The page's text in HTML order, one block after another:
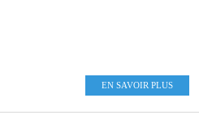
EN SAVOIR PLUS